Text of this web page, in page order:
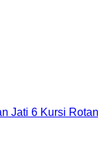
Jati 6 Kursi